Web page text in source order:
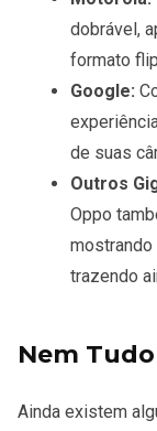
dobrável,
formato
Google:
de suas
Outros
Oppo
mostrando
trazendo
Nem
Ainda existem